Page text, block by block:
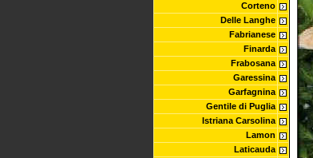
Corteno
Delle Langhe
Fabrianese
Finarda
Frabosana
Garessina
Garfagnina
Gentile di Puglia
Istriana Carsolina
Lamon
Laticauda